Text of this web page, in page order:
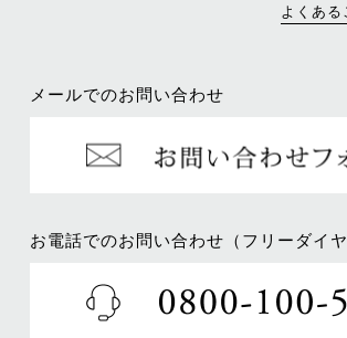
よくある
メールでのお問い合わせ
お電話でのお問い合わせ（フリーダイヤ